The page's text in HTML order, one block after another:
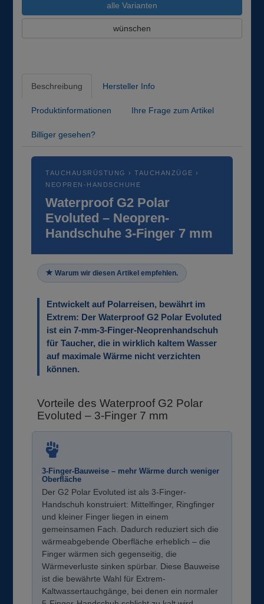
alle Varianten
wünschen
Beschreibung Hersteller Info
Produktinformationen Ihre Frage zum Artikel
Billiger gesehen?
TAUCHAUSRÜSTUNG › TAUCHANZÜGE ›
NEOPREN-HANDSCHUHE
Waterproof G2 Polar
Evoluted – Neopren-
Handschuhe 3-Finger 7 mm
Warum wir diesen Artikel empfehlen.
Entwickelt auf Polarreisen, bewährt im
Extrem: Der Waterproof G2 Polar Evoluted
ist ein 7-mm-3-Finger-Neoprenhandschuh
für Taucher, die in wirklich kaltem Wasser
auf maximale Wärme nicht verzichten
können.
Vorteile des Waterproof G2 Polar
Evoluted – 3-Finger 7 mm
3-Finger-Bauweise – mehr Wärme durch weniger
Oberfläche
Der G2 Polar Evoluted ist als 3-Finger-
Handschuh konstruiert: Mittelfinger, Ringfinger
und kleiner Finger liegen in einem
gemeinsamen Fach. Dadurch reduziert sich die
wärmeabgebende Oberfläche erheblich – die
Finger wärmen sich gegenseitig, die
Wärmeverluste sinken spürbar. Diese Bauweise
ist die bewährte Wahl für Extrem-
Kaltwassertauchgänge, bei denen ein normaler